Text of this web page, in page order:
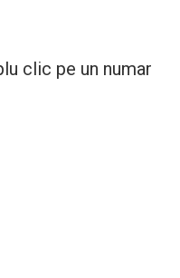
clic pe un numar